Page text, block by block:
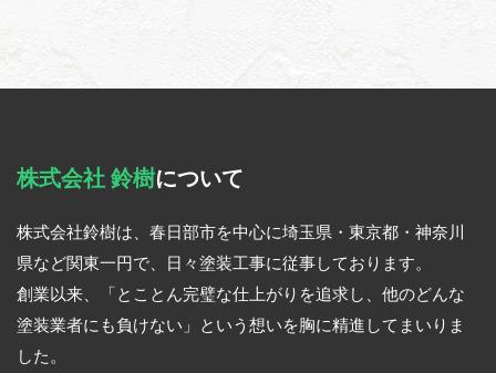
株式会社 鈴樹について
株式会社鈴樹は、春日部市を中心に埼玉県・東京都・神奈川
県など関東一円で、日々塗装工事に従事しております。
創業以来、「とことん完璧な仕上がりを追求し、他のどんな
塗装業者にも負けない」という想いを胸に精進してまいりま
した。